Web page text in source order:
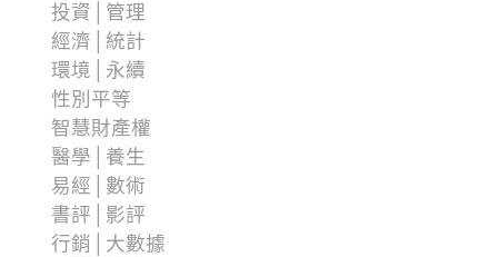
投資│管理
經濟│統計
環境│永續
性別平等
智慧財產權
醫學│養生
易經│數術
書評│影評
行銷│大數據